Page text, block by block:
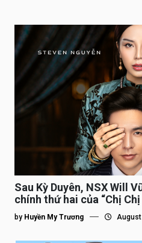
Sau Kỳ Duyên, NSX Will
chính thứ hai của “Chị Chị
by Huyền My Trương August